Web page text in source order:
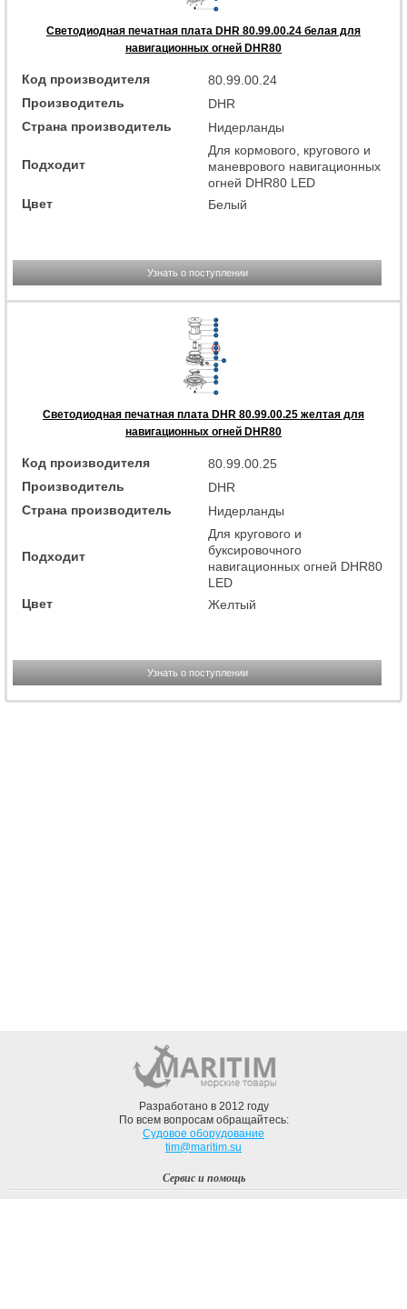
Светодиодная печатная плата DHR 80.99.00.24 белая для
навигационных огней DHR80
Код производителя
80.99.00.24
Производитель
DHR
Страна производитель
Нидерланды
Подходит
Для кормового, кругового и
маневрового навигационных
огней DHR80 LED
Цвет
Белый
Узнать о поступлении
Светодиодная печатная плата DHR 80.99.00.25 желтая для
навигационных огней DHR80
Код производителя
80.99.00.25
Производитель
DHR
Страна производитель
Нидерланды
Подходит
Для кругового и
буксировочного
навигационных огней DHR80
LED
Цвет
Желтый
Узнать о поступлении
Разработано в 2012 году
По всем вопросам обращайтесь:
Судовое оборудование
tim@maritim.su
Сервис и помощь